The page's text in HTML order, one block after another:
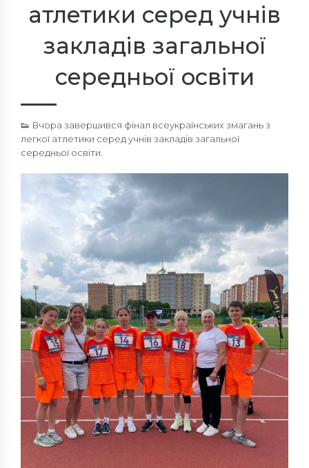
атлетики серед учнів
закладів загальної
середньої освіти
👟 Вчора завершився фінал всеукраїнських змагань з
легкої атлетики серед учнів закладів загальної
середньої освіти.